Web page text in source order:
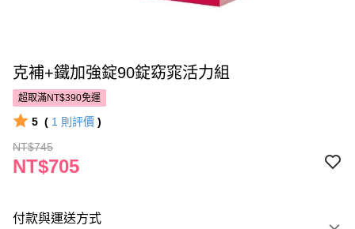
克補+鐵加強錠90錠窈窕活力組
超取滿NT$390免運
5 ( 1 則評價 )
NT$745
NT$705
付款與運送方式